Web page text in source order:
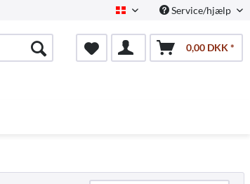
Dansk Service/hjælp
0,00 DKK *